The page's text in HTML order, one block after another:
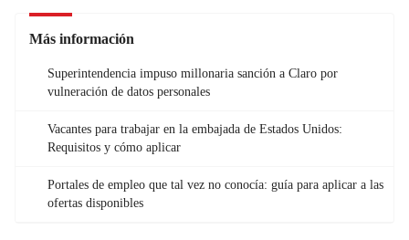
Más información
Superintendencia impuso millonaria sanción a Claro por
vulneración de datos personales
Vacantes para trabajar en la embajada de Estados Unidos:
Requisitos y cómo aplicar
Portales de empleo que tal vez no conocía: guía para aplicar a las
ofertas disponibles